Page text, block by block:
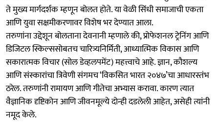
ते मुख्य मार्गदर्शक म्हणून बोलत होते. या वेळी सिंधी समाजाची एकता
आणि युवा सक्षमीकरणावर विशेष भर देण्यात आला.
​तरुणांना उद्देशून बोलताना देवनानी म्हणाले की, प्रोफेशनल ट्रेनिंग आणि
डिजिटल स्किल्ससोबतच चारित्र्यनिर्मिती, आध्यात्मिक विकास आणि
सकारात्मक विचार (सोल डेव्हलपमेंट) महत्त्वाचे आहे. ज्ञान, कौशल्य
आणि संस्कारांचा त्रिवेणी संगमच ‘विकसित भारत २०४७’चा आधारस्तंभ
ठरेल. तरुणांनी रामायण आणि गीतेचा अभ्यास करावा. कारण त्यात
वैज्ञानिक दृष्टिकोन आणि जीवनमूल्ये दोन्ही दडलेली आहेत, असेही त्यांनी
नमूद केले.